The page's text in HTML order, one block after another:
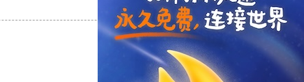
支持 [0] 反对 [0]
支持